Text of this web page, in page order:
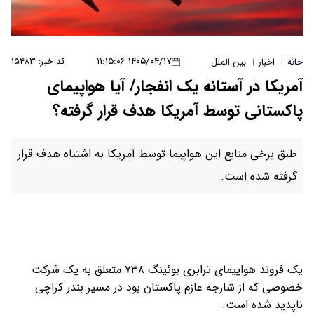
خانه | اخبار | بین الملل ۱۴۰۵/۰۴/۱۷ ۱۱:۱۵:۰۶ کد خبر: ۱۵۴۸۳
آمریکا در آستانه یک انفجار/ آیا هواپیمای
پاکستانی توسط آمریکا هدف قرار گرفته؟
طبق برخی منابع این هواپیما توسط آمریکا به اشتباه هدف قرار
گرفته شده است.
یک فروند هواپیمای ترابری بوئینگ ۷۳۸ متعلق به یک شرکت
خصوصی که از شارجه عازم پاکستان بود در مسیر بندر کراچی
ناپدید شده است.